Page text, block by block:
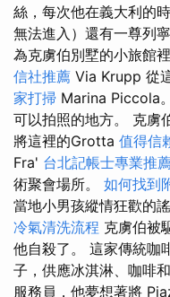
絲，每次他在義大利的
無法進入）還有一尊列
為克虜伯別墅的小旅館
信社推薦 Via Krupp 從
家打掃 Marina Piccola
可以拍照的地方。 克虜
將這裡的Grotta 值得信
Fra' 台北記帳士專業推
術聚會場所。 如何找到
當地小男孩縱情狂歡的
冷氣清洗流程 克虜伯被
他自殺了。 這家傳統咖
子，供應冰淇淋、咖啡
服務員，他夢想著將